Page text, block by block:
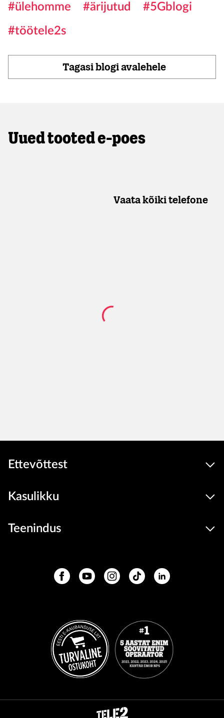
#ülehomme
#ärijutud
#5Gblogi
#töötele2s
Tagasi blogi avalehele
Uued tooted e-poes
Vaata kõiki telefone
Ettevõttest
Kasulikku
Teenindus